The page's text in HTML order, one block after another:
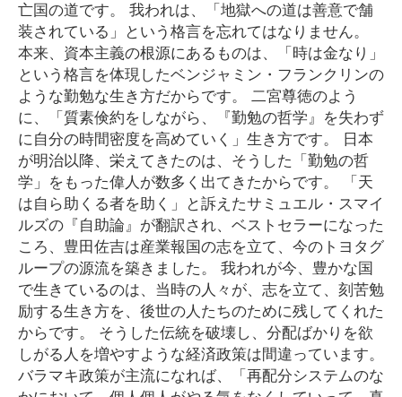
亡国の道です。 我われは、「地獄への道は善意で舗
装されている」という格言を忘れてはなりません。
本来、資本主義の根源にあるものは、「時は金なり」
という格言を体現したベンジャミン・フランクリンの
ような勤勉な生き方だからです。 二宮尊徳のよう
に、「質素倹約をしながら、『勤勉の哲学』を失わず
に自分の時間密度を高めていく」生き方です。 日本
が明治以降、栄えてきたのは、そうした「勤勉の哲
学」をもった偉人が数多く出てきたからです。 「天
は自ら助くる者を助く」と訴えたサミュエル・スマイ
ルズの『自助論』が翻訳され、ベストセラーになった
ころ、豊田佐吉は産業報国の志を立て、今のトヨタグ
ループの源流を築きました。 我われが今、豊かな国
で生きているのは、当時の人々が、志を立て、刻苦勉
励する生き方を、後世の人たちのために残してくれた
からです。 そうした伝統を破壊し、分配ばかりを欲
しがる人を増やすような経済政策は間違っています。
バラマキ政策が主流になれば、「再配分システムのな